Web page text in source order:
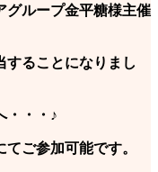
グループ金平糖様主催
することになりまし
・・・♪
ご参加可能です。